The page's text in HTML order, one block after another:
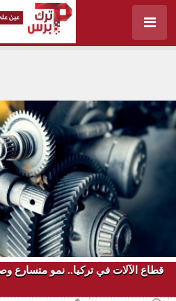
قطاع الآلات في تركيا.. نمو متسارع